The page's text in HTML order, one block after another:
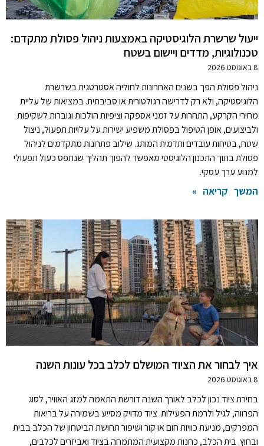
ייעול שרשרת הלוגיסטיקה באמצעות ניהול פסולת מתקדם:
טכנולוגיות, מדדים ויישום בשטח
8 באוגוסט 2026
ניהול פסולת הפך בשנים האחרונות לחוליה אסטרטגית בשרשרת
הלוגיסטיקה, ולא רק לדרישה רגולטורית או סביבתית. במציאות של עליית
מחירי הקרקע, התחרות על זמני אספקה וציפיות הולכות וגוברות לשקיפות
ולביצועים, אופן הטיפול בפסולת משפיע ישירות על עלויות תפעול, ניצול
שטח, בטיחות עובדים ותדמית המותג. שילוב פתרונות מתקדמים לניהול
פסולת בתוך התכנון הלוגיסטי מאפשר להפוך תהליך שנתפס כעול תפעולי
למנוע ערך עסקי.
המשך קריאה »
איך לבחור את הציוד המושלם לכלב בכל עונות השנה
8 באוגוסט 2026
בחירת ציוד נכון לכלב לאורך השנה דורשת התאמה למזג האוויר, לסוג
הפרווה, לגיל ולרמת הפעילות. ציוד מדויק מסייע בשמירה על בריאות
המפרקים, מניעת כוויות חום או קור ושיפור תחושת הביטחון של הכלב בבית
ובחוץ. בית הכלב, כחנות מקצועית המתמחה בציוד ואביזרים לכלבים,